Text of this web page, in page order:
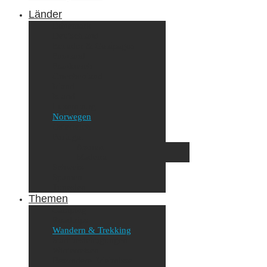
Länder
Norwegen
Themen
Wandern & Trekking